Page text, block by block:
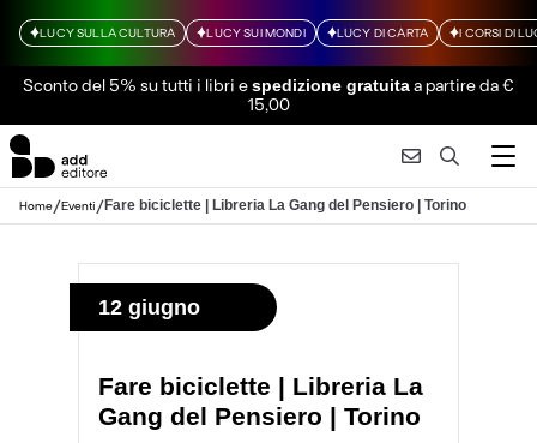
LUCY SULLA CULTURA LUCY SUI MONDI LUCY DI CARTA I CORSI DI
Sconto del 5% su tutti i libri espedizione gratuitaa partire da €
15,00
Home/Eventi/Fare biciclette | Libreria La Gang del Pensiero | Torino
12 giugno
Fare biciclette | Libreria La
Gang del Pensiero | Torino